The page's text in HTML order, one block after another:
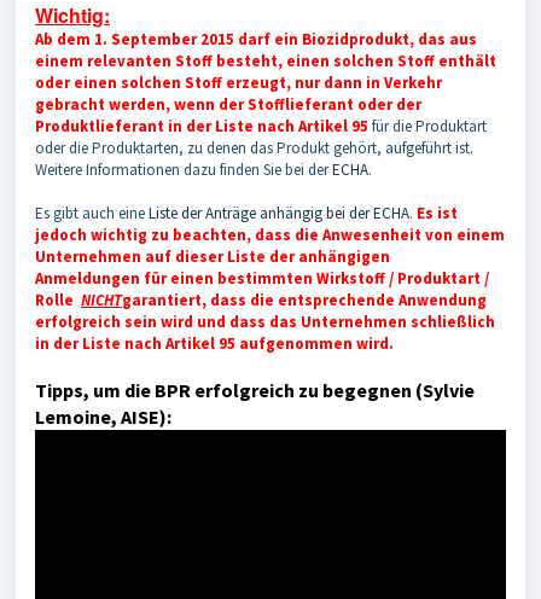
Wichtig:
Ab dem 1. September 2015 darf ein Biozidprodukt, das aus
einem relevanten Stoff besteht, einen solchen Stoff enthält
oder einen solchen Stoff erzeugt, nur dann in Verkehr
gebracht werden, wenn der Stofflieferant oder der
Produktlieferant in der Liste nach Artikel 95 für die Produktart
oder die Produktarten, zu denen das Produkt gehört, aufgeführt ist.
Weitere Informationen dazu finden Sie bei derECHA.
Es gibt auch eineListe der Anträge anhängig bei der ECHA. Es ist
jedoch wichtig zu beachten, dass die Anwesenheit von einem
Unternehmen auf dieser Liste der anhängigen
Anmeldungen für einen bestimmten Wirkstoff / Produktart /
Rolle NICHTgarantiert, dass die entsprechende Anwendung
erfolgreich sein wird und dass das Unternehmen schließlich
in der Liste nach Artikel 95 aufgenommen wird.
Tipps, um die BPR erfolgreich zu begegnen (Sylvie
Lemoine, AISE):